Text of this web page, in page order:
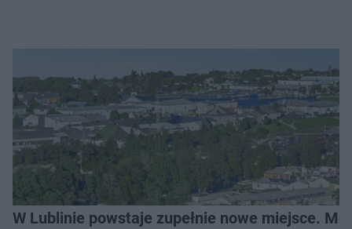
W Lublinie powstaje zupełnie nowe miejsce.